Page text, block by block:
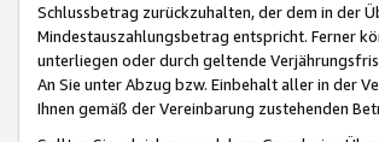
Schlussbetrag zurückzuhalten, der dem in der
Mindestauszahlungsbetrag entspricht. Ferner
unterliegen oder durch geltende
An Sie unter Abzug bzw. Einbehalt aller in der
Ihnen gemäß der Vereinbarung zustehenden